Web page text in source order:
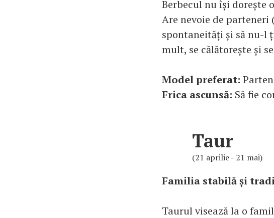
Berbecul nu își dorește
Are nevoie de parteneri
spontaneități și să nu-l
mult, se călătorește și
Model preferat:
Frica ascunsă: Să fie
Taur
(21 aprilie - 21 mai)
Familia stabilă și
Taurul visează la o